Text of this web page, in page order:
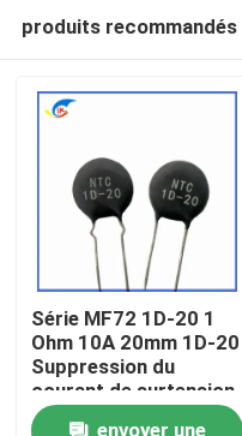
À la maison
Produits
vidéo
produits recommandés
Série MF72 1D-20 1
Ohm 10A 20mm 1D-20
Suppression du
courant de surtension
NTC Thermistor
envoyer une